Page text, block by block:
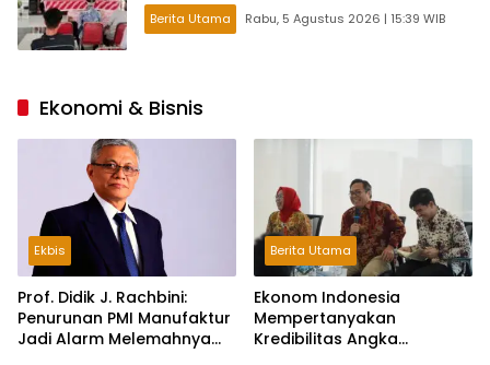
Berita Utama Rabu, 5 Agustus 2026 | 15:39 WIB
Ekonomi & Bisnis
Ekbis
Prof. Didik J. Rachbini:
Penurunan PMI Manufaktur
Jadi Alarm Melemahnya
Berita Utama
Ekonom Indonesia
Mempertanyakan
Kredibilitas Angka